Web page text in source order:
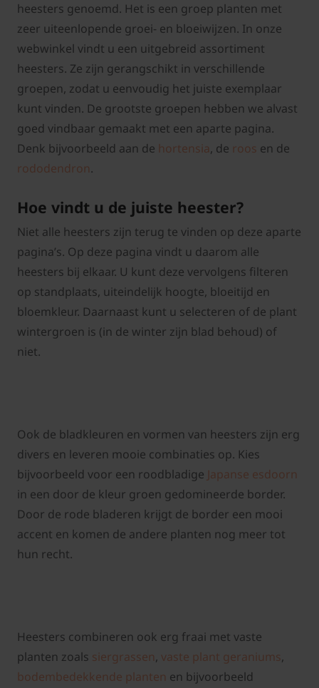
heesters genoemd. Het is een groep planten met
zeer uiteenlopende groei- en bloeiwijzen. In onze
webwinkel vindt u een uitgebreid assortiment
heesters. Ze zijn gerangschikt in verschillende
groepen, zodat u eenvoudig het juiste exemplaar
kunt vinden. De grootste groepen hebben we alvast
goed vindbaar gemaakt met een aparte pagina.
Denk bijvoorbeeld aan de hortensia, de roos en de
rododendron.
Hoe vindt u de juiste heester?
Niet alle heesters zijn terug te vinden op deze aparte
pagina’s. Op deze pagina vindt u daarom alle
heesters bij elkaar. U kunt deze vervolgens filteren
op standplaats, uiteindelijk hoogte, bloeitijd en
bloemkleur. Daarnaast kunt u selecteren of de plant
wintergroen is (in de winter zijn blad behoud) of
niet.
Ook de bladkleuren en vormen van heesters zijn erg
divers en leveren mooie combinaties op. Kies
bijvoorbeeld voor een roodbladige Japanse esdoorn
in een door de kleur groen gedomineerde border.
Door de rode bladeren krijgt de border een mooi
accent en komen de andere planten nog meer tot
hun recht.
Heesters combineren ook erg fraai met vaste
planten zoals siergrassen, vaste plant geraniums,
bodembedekkende planten en bijvoorbeeld